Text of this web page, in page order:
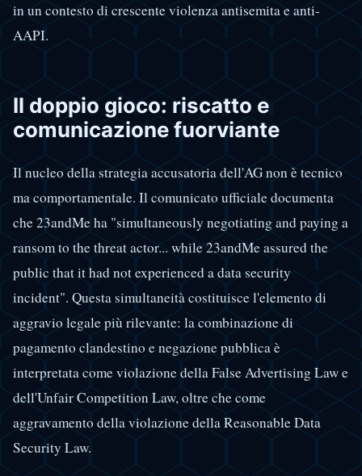
in un contesto di crescente violenza antisemita e anti-
AAPI.
Il doppio gioco: riscatto e
comunicazione fuorviante
Il nucleo della strategia accusatoria dell'AG non è tecnico
ma comportamentale. Il comunicato ufficiale documenta
che 23andMe ha "simultaneously negotiating and paying a
ransom to the threat actor... while 23andMe assured the
public that it had not experienced a data security
incident". Questa simultaneità costituisce l'elemento di
aggravio legale più rilevante: la combinazione di
pagamento clandestino e negazione pubblica è
interpretata come violazione della False Advertising Law e
dell'Unfair Competition Law, oltre che come
aggravamento della violazione della Reasonable Data
Security Law.